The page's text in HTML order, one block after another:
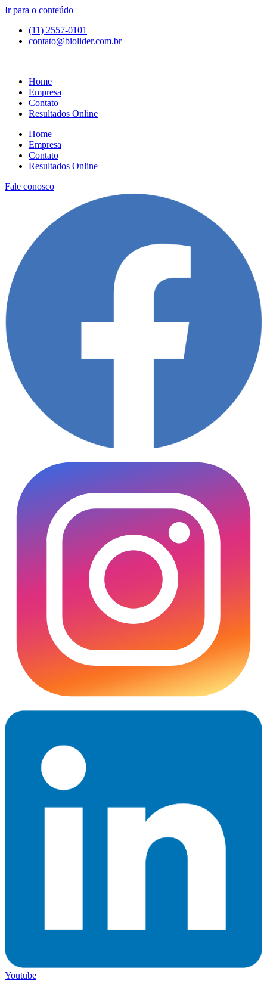
Ir para o conteúdo
(11) 2557-0101
contato@biolider.com.br
Home
Empresa
Contato
Resultados Online
Home
Empresa
Contato
Resultados Online
Fale conosco
Youtube